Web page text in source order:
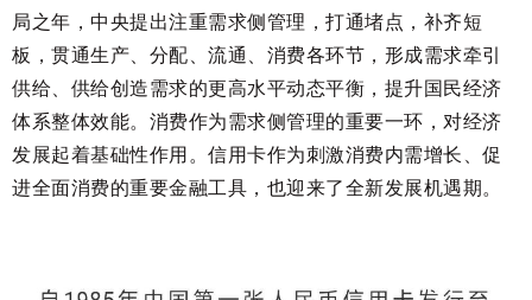
局之年，中央提出注重需求侧管理，打通堵点，补齐短
板，贯通生产、分配、流通、消费各环节，形成需求牵引
供给、供给创造需求的更高水平动态平衡，提升国民经济
体系整体效能。消费作为需求侧管理的重要一环，对经济
发展起着基础性作用。信用卡作为刺激消费内需增长、促
进全面消费的重要金融工具，也迎来了全新发展机遇期。